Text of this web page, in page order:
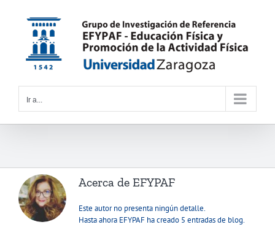
contenido
Ir a...
Acerca de EFYPAF
Este autor no presenta ningún detalle.
Hasta ahora EFYPAF ha creado 5 entradas de blog.